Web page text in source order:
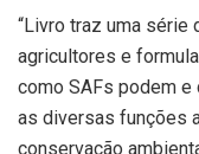
“Livro traz uma série
agricultores e
como SAFs podem
as diversas funções
conservação